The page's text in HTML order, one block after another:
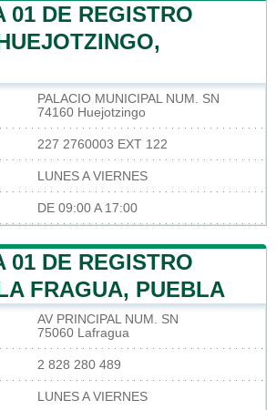
01 DE REGISTRO
PALACIO MUNICIPAL NUM. SN
74160 Huejotzingo
227 2760003 EXT 122
LUNES A VIERNES
DE 09:00 A 17:00
01 DE REGISTRO
FRAGUA, PUEBLA
AV PRINCIPAL NUM. SN
75060 Lafragua
2 828 280 489
LUNES A VIERNES